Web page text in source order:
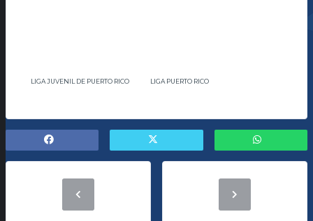
LIGA JUVENIL DE PUERTO RICO LIGA PUERTO RICO